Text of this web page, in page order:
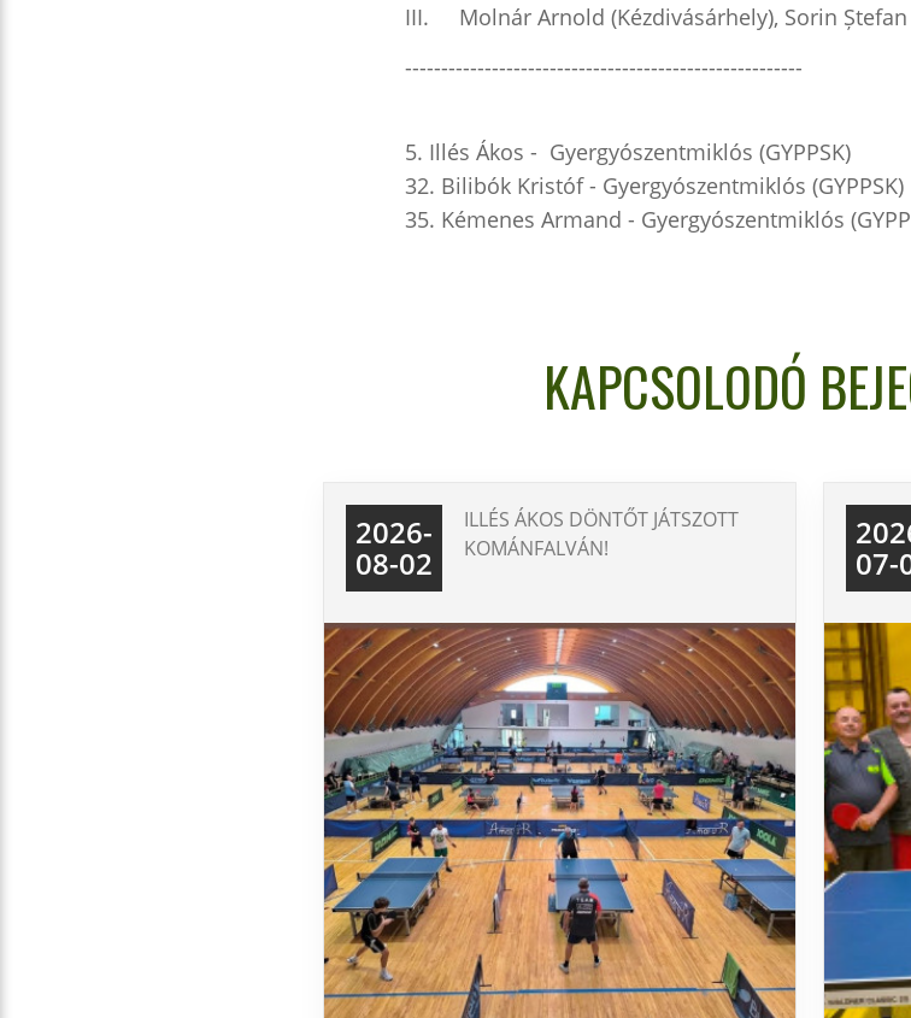
III. Molnár Arnold (Kézdivásárhely), Sorin Ștefan
-------------------------------------------------------
5. Illés Ákos - Gyergyószentmiklós (GYPPSK)
32. Bilibók Kristóf - Gyergyószentmiklós (GYPPSK)
35. Kémenes Armand - Gyergyószentmiklós
KAPCSOLODÓ
2026-
08-02
ILLÉS ÁKOS DÖNTŐT JÁTSZOTT
KOMÁNFALVÁN!
07-